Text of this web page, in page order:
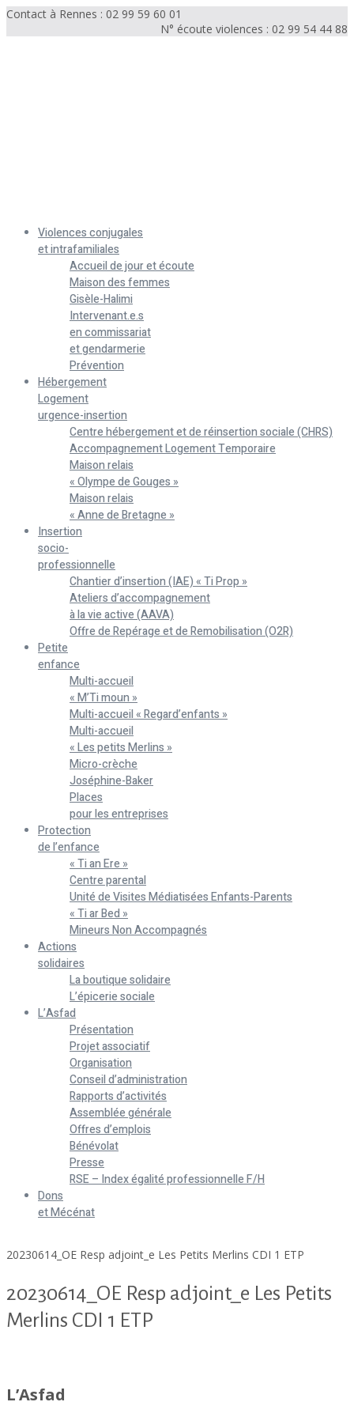
Contact à Rennes : 02 99 59 60 01
N° écoute violences : 02 99 54 44 88
Violences conjugales
et intrafamiliales
Accueil de jour et écoute
Maison des femmes
Gisèle-Halimi
Intervenant.e.s
en commissariat
et gendarmerie
Prévention
Hébergement
Logement
urgence-insertion
Centre hébergement et de réinsertion sociale (CHRS)
Accompagnement Logement Temporaire
Maison relais
« Olympe de Gouges »
Maison relais
« Anne de Bretagne »
Insertion
socio-
professionnelle
Chantier d’insertion (IAE) « Ti Prop »
Ateliers d’accompagnement
à la vie active (AAVA)
Offre de Repérage et de Remobilisation (O2R)
Petite
enfance
Multi-accueil
« M’Ti moun »
Multi-accueil « Regard’enfants »
Multi-accueil
« Les petits Merlins »
Micro-crèche
Joséphine-Baker
Places
pour les entreprises
Protection
de l’enfance
« Ti an Ere »
Centre parental
Unité de Visites Médiatisées Enfants-Parents
« Ti ar Bed »
Mineurs Non Accompagnés
Actions
solidaires
La boutique solidaire
L’épicerie sociale
L’Asfad
Présentation
Projet associatif
Organisation
Conseil d’administration
Rapports d’activités
Assemblée générale
Offres d’emplois
Bénévolat
Presse
RSE – Index égalité professionnelle F/H
Dons
et Mécénat
20230614_OE Resp adjoint_e Les Petits Merlins CDI 1 ETP
20230614_OE Resp adjoint_e Les Petits
Merlins CDI 1 ETP
L’Asfad